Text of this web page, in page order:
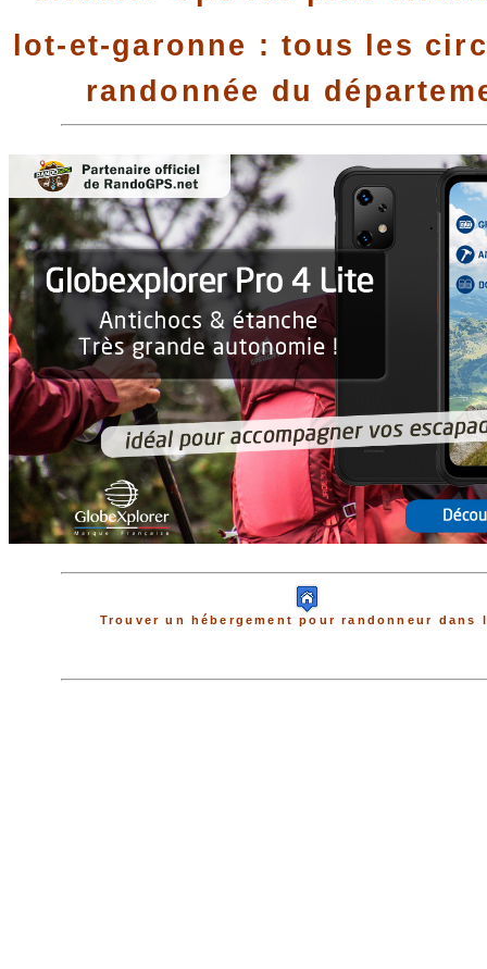
lot-et-garonne : tous les
randonnée du
Trouver un hébergement pour randonneur dans